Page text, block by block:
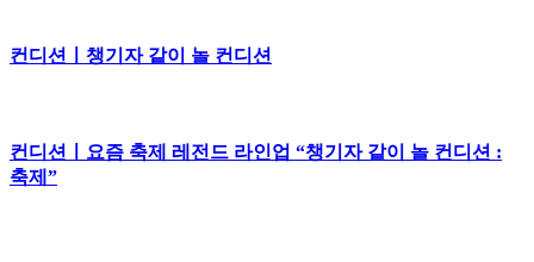
컨디션ㅣ챙기자 같이 놀 컨디션
컨디션ㅣ요즘 축제 레전드 라인업 “챙기자 같이 놀 컨디션 :
축제”